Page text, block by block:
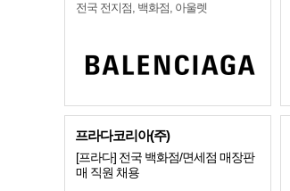
전국 전지점, 백화점, 아울렛
프라다코리아(주)
[프라다] 전국 백화점/면세점 매장판
매 직원 채용